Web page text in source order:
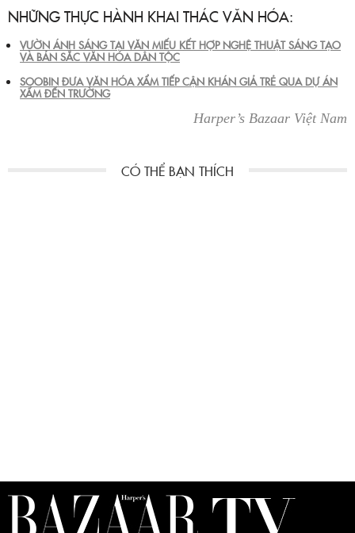
NHỮNG THỰC HÀNH KHAI THÁC VĂN HÓA:
VƯỜN ÁNH SÁNG TẠI VĂN MIẾU KẾT HỢP NGHỆ THUẬT SÁNG TẠO
VÀ BẢN SẮC VĂN HÓA DÂN TỘC
SOOBIN ĐƯA VĂN HÓA XẨM TIẾP CẬN KHÁN GIẢ TRẺ QUA DỰ ÁN
XẨM ĐẾN TRƯỜNG
Harper’s Bazaar Việt Nam